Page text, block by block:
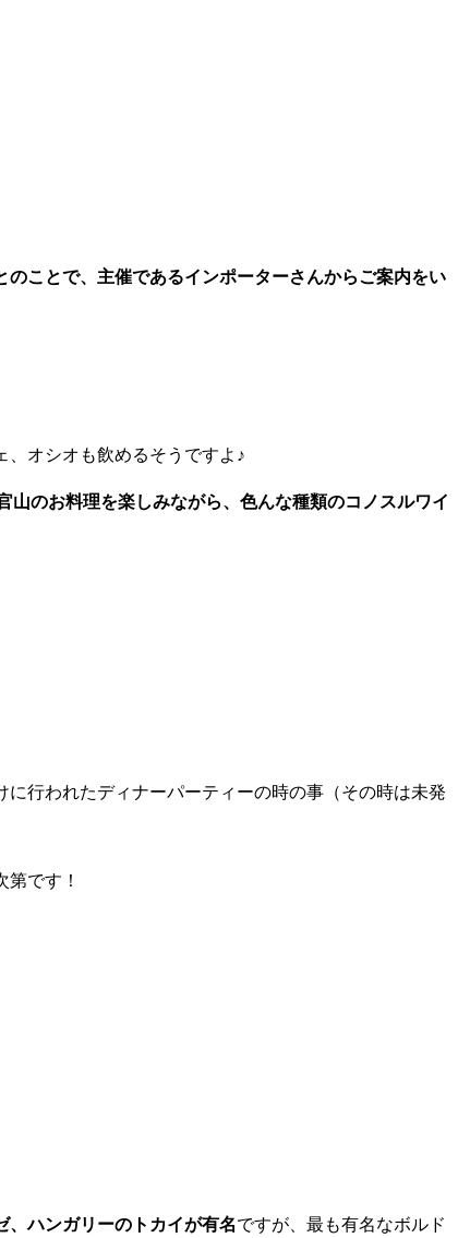
ことで、主催であるインポーターさんからご案内をい
オシオも飲めるそうですよ♪
のお料理を楽しみながら、色んな種類のコノスルワイ
行われたディナーパーティーの時の事（その時は未発
です！
ハンガリーのトカイが有名ですが、最も有名なボルド